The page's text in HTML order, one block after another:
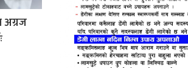
अग्रज